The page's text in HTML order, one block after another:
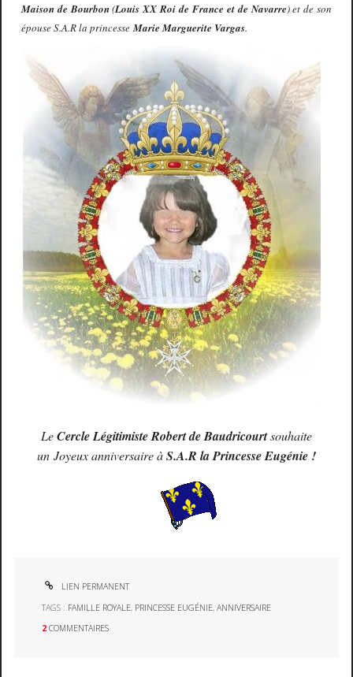
Maison de Bourbon(Louis XX Roi de France et de Navarre) et de son
épouse S.A.R la princesseMarie Marguerite Vargas.
LeCercle Légitimiste Robert de Baudricourtsouhaite
un Joyeux anniversaire àS.A.R la Princesse Eugénie !
LIEN PERMANENT
TAGS : FAMILLE ROYALE, PRINCESSE EUGÉNIE,ANNIVERSAIRE
2 COMMENTAIRES